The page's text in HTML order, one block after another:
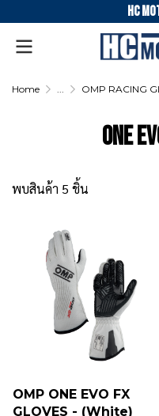
HC
Home ... OMP RACING
ONE
พบสินค้า 5 ชิ้น
OMP ONE EVO FX
GLOVES - (White)